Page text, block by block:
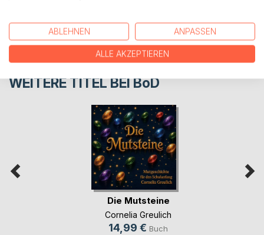
WEITERE TITEL BEIBoD
Die Mutsteine
Cornelia Greulich
14,99 € Buch
ABLEHNEN ANPASSEN
ALLE AKZEPTIEREN